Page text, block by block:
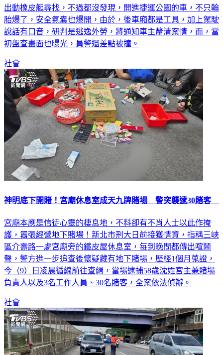
出動橡皮艇尋找，不過都沒發現，開進捷運公園的車，不只輪
胎爆了，安全氣囊也爆開，由於，後車廂都是工具，加上駕駛
說話有口音，研判是逃逸外勞，將通知車主釐清案情，而，當
初盤查畫面也曝光，員警還差點被撞。
社會
神明底下開賭！宮廟休息室成天九牌賭場 警突襲逮30賭客
宮廟本應是信徒心靈的棲息地，不料卻有不肖人士以此作掩
護，囂張經營地下賭場！新北市刑大日前接獲情資，指稱三峽
區介壽路一處宮廟旁的鐵皮屋休息室，每到晚間都傳出喧鬧
聲，警方進一步追查後懷疑藏有地下賭場，歷經1個月蒐證，
今（9）日凌晨循線前往查緝，當場逮捕58歲沈姓宮主兼賭場
負責人以及3名工作人員、30名賭客，全案依法偵辦。
社會